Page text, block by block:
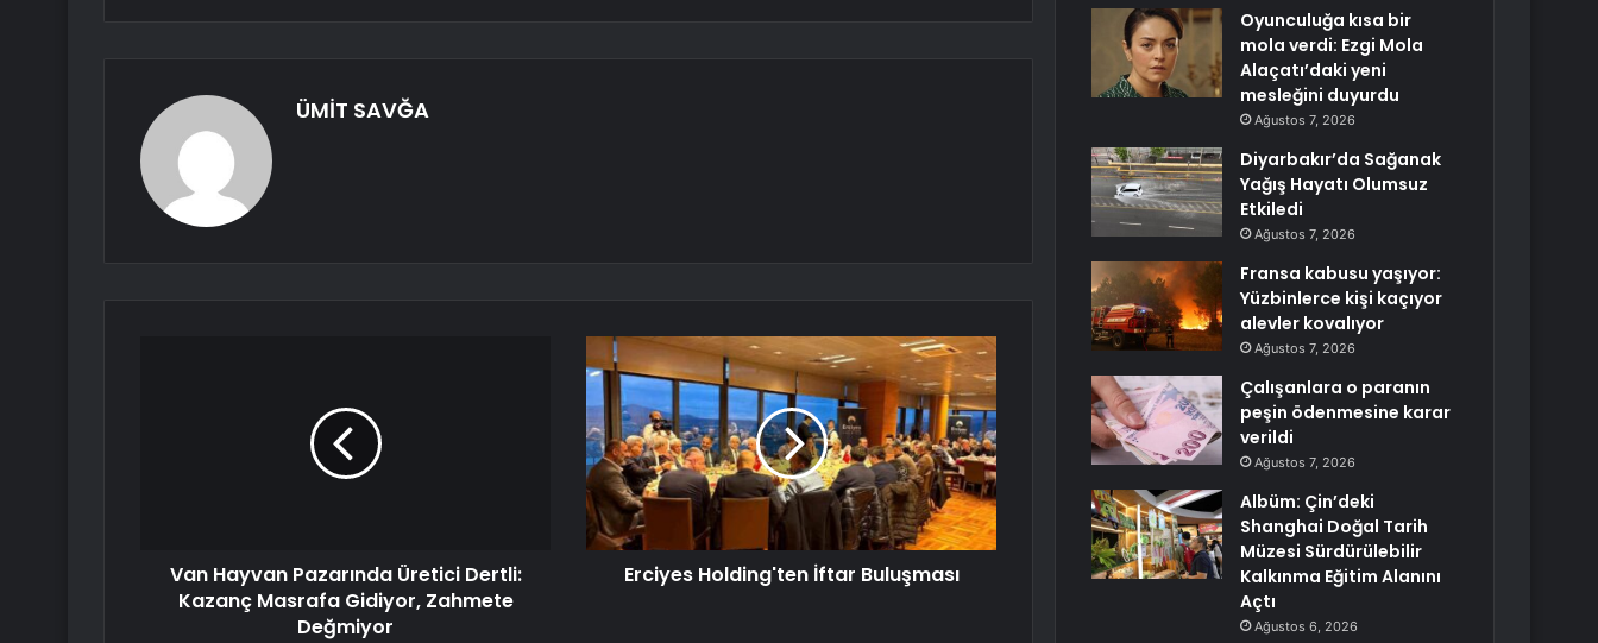
ÜMİT SAVĞA
Van Hayvan Pazarında Üretici Dertli:
Kazanç Masrafa Gidiyor, Zahmete
Değmiyor
Erciyes Holding'ten İftar Buluşması
Oyunculuğa kısa bir
mola verdi: Ezgi Mola
Alaçatı’daki yeni
mesleğini duyurdu
Ağustos 7, 2026
Diyarbakır’da Sağanak
Yağış Hayatı Olumsuz
Etkiledi
Ağustos 7, 2026
Fransa kabusu yaşıyor:
Yüzbinlerce kişi kaçıyor
alevler kovalıyor
Ağustos 7, 2026
Çalışanlara o paranın
peşin ödenmesine karar
verildi
Ağustos 7, 2026
Albüm: Çin’deki
Shanghai Doğal Tarih
Müzesi Sürdürülebilir
Kalkınma Eğitim Alanını
Açtı
Ağustos 6, 2026